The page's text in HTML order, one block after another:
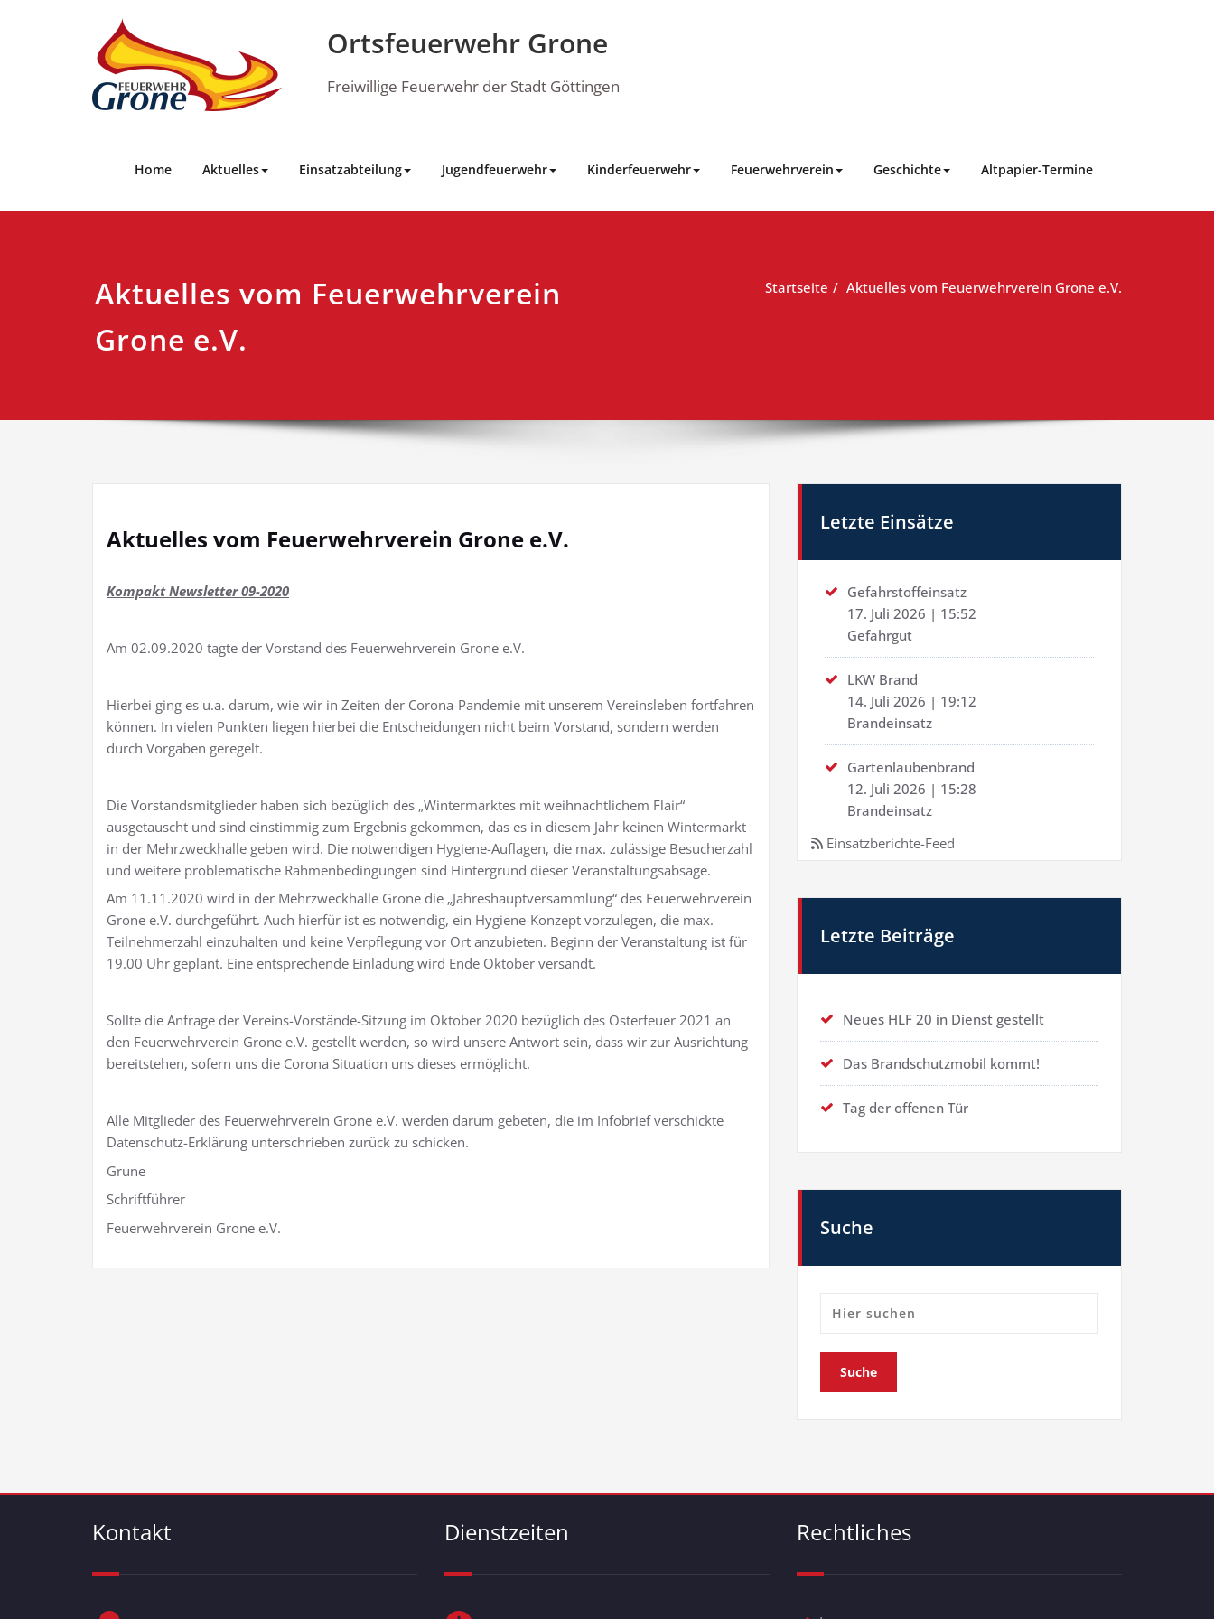
Ortsfeuerwehr Grone
Freiwillige Feuerwehr der Stadt Göttingen
Home Aktuelles Einsatzabteilung Jugendfeuerwehr Kinderfeuerwehr Feuerwehrverein Geschichte Altpapier-Termine
Aktuelles vom Feuerwehrverein
Grone e.V.
Startseite Aktuelles vom Feuerwehrverein Grone e.V.
Aktuelles vom Feuerwehrverein Grone e.V.
Kompakt Newsletter 09-2020
Am 02.09.2020 tagte der Vorstand des Feuerwehrverein Grone e.V.
Hierbei ging es u.a. darum, wie wir in Zeiten der Corona-Pandemie mit unserem Vereinsleben fortfahren
können. In vielen Punkten liegen hierbei die Entscheidungen nicht beim Vorstand, sondern werden
durch Vorgaben geregelt.
Die Vorstandsmitglieder haben sich bezüglich des „Wintermarktes mit weihnachtlichem Flair“
ausgetauscht und sind einstimmig zum Ergebnis gekommen, das es in diesem Jahr keinen Wintermarkt
in der Mehrzweckhalle geben wird. Die notwendigen Hygiene-Auflagen, die max. zulässige Besucherzahl
und weitere problematische Rahmenbedingungen sind Hintergrund dieser Veranstaltungsabsage.
Am 11.11.2020 wird in der Mehrzweckhalle Grone die „Jahreshauptversammlung“ des Feuerwehrverein
Grone e.V. durchgeführt. Auch hierfür ist es notwendig, ein Hygiene-Konzept vorzulegen, die max.
Teilnehmerzahl einzuhalten und keine Verpflegung vor Ort anzubieten. Beginn der Veranstaltung ist für
19.00 Uhr geplant. Eine entsprechende Einladung wird Ende Oktober versandt.
Sollte die Anfrage der Vereins-Vorstände-Sitzung im Oktober 2020 bezüglich des Osterfeuer 2021 an
den Feuerwehrverein Grone e.V. gestellt werden, so wird unsere Antwort sein, dass wir zur Ausrichtung
bereitstehen, sofern uns die Corona Situation uns dieses ermöglicht.
Alle Mitglieder des Feuerwehrverein Grone e.V. werden darum gebeten, die im Infobrief verschickte
Datenschutz-Erklärung unterschrieben zurück zu schicken.
Grune
Schriftführer
Feuerwehrverein Grone e.V.
Letzte Einsätze
Gefahrstoffeinsatz
17. Juli 2026 | 15:52
Gefahrgut
LKW Brand
14. Juli 2026 | 19:12
Brandeinsatz
Gartenlaubenbrand
12. Juli 2026 | 15:28
Brandeinsatz
Einsatzberichte-Feed
Letzte Beiträge
Neues HLF 20 in Dienst gestellt
Das Brandschutzmobil kommt!
Tag der offenen Tür
Suche
Kontakt Dienstzeiten Rechtliches